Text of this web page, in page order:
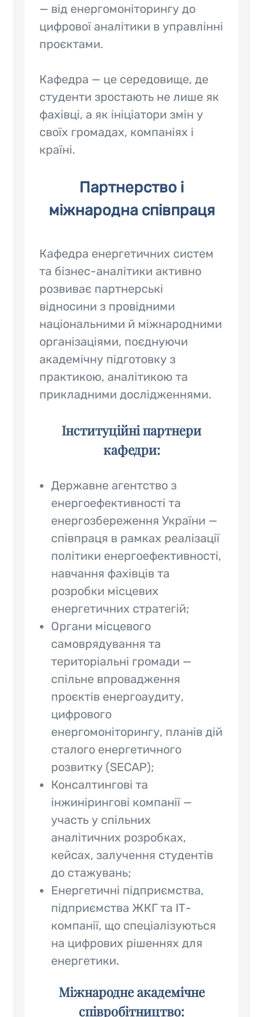
— від енергомоніторингу до
цифрової аналітики в управлінні
проєктами.
Кафедра — це середовище, де
студенти зростають не лише як
фахівці, а як ініціатори змін у
своїх громадах, компаніях і
країні.
Партнерство і
міжнародна співпраця
Кафедра енергетичних систем
та бізнес-аналітики активно
розвиває партнерські
відносини з провідними
національними й міжнародними
організаціями, поєднуючи
академічну підготовку з
практикою, аналітикою та
прикладними дослідженнями.
Інституційні партнери
кафедри:
Державне агентство з
енергоефективності та
енергозбереження України —
співпраця в рамках реалізації
політики енергоефективності,
навчання фахівців та
розробки місцевих
енергетичних стратегій;
Органи місцевого
самоврядування та
територіальні громади —
спільне впровадження
проєктів енергоаудиту,
цифрового
енергомоніторингу, планів дій
сталого енергетичного
розвитку (SECAP);
Консалтингові та
інжинірингові компанії —
участь у спільних
аналітичних розробках,
кейсах, залучення студентів
до стажувань;
Енергетичні підприємства,
підприємства ЖКГ та ІТ-
компанії, що спеціалізуються
на цифрових рішеннях для
енергетики.
Міжнародне академічне
співробітництво: